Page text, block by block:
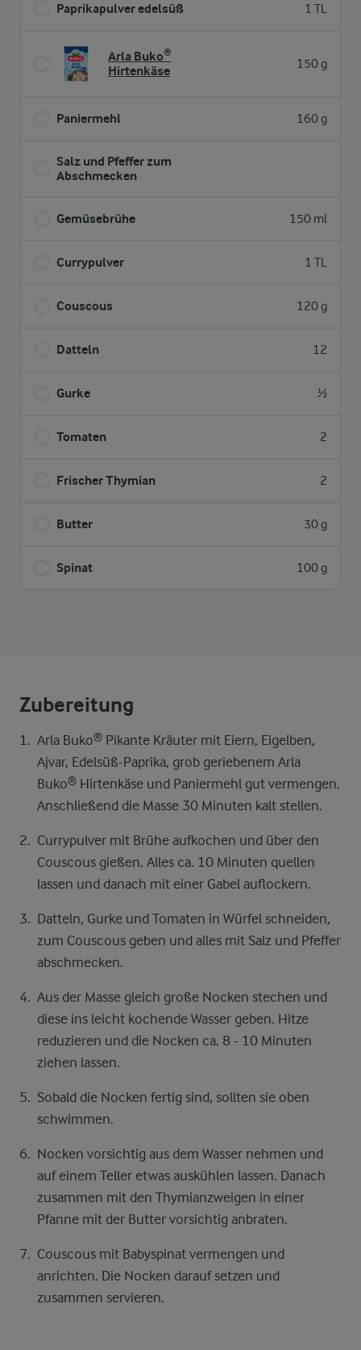
Paprikapulver edelsüß 1 TL
Arla Buko®
Hirtenkäse
150 g
Paniermehl 160 g
Salz und Pfeffer zum
Abschmecken
Gemüsebrühe 150 ml
Currypulver 1 TL
Couscous 120 g
Datteln 12
Gurke ½
Tomaten 2
Frischer Thymian 2
Butter 30 g
Spinat 100 g
Zubereitung
Arla Buko® Pikante Kräuter mit Eiern, Eigelben,
Ajvar, Edelsüß-Paprika, grob geriebenem Arla
Buko® Hirtenkäse und Paniermehl gut vermengen.
Anschließend die Masse 30 Minuten kalt stellen.
Currypulver mit Brühe aufkochen und über den
Couscous gießen. Alles ca. 10 Minuten quellen
lassen und danach mit einer Gabel auflockern.
Datteln, Gurke und Tomaten in Würfel schneiden,
zum Couscous geben und alles mit Salz und Pfeffer
abschmecken.
Aus der Masse gleich große Nocken stechen und
diese ins leicht kochende Wasser geben. Hitze
reduzieren und die Nocken ca. 8 - 10 Minuten
ziehen lassen.
Sobald die Nocken fertig sind, sollten sie oben
schwimmen.
Nocken vorsichtig aus dem Wasser nehmen und
auf einem Teller etwas auskühlen lassen. Danach
zusammen mit den Thymianzweigen in einer
Pfanne mit der Butter vorsichtig anbraten.
Couscous mit Babyspinat vermengen und
anrichten. Die Nocken darauf setzen und
zusammen servieren.